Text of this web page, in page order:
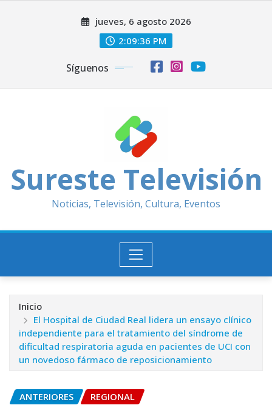
jueves, 6 agosto 2026
2:09:37 PM
Síguenos
Sureste Televisión
Noticias, Televisión, Cultura, Eventos
Inicio
El Hospital de Ciudad Real lidera un ensayo clínico
independiente para el tratamiento del síndrome de
dificultad respiratoria aguda en pacientes de UCI con
un novedoso fármaco de reposicionamiento
ANTERIORES REGIONAL